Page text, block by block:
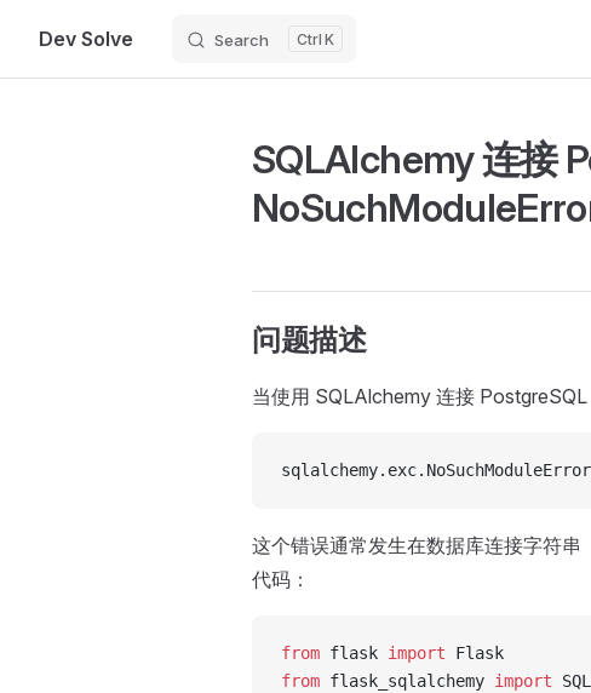
Skip to content
Dev Solve Search K
SQLAlchemy 连接
问题描述
当使用 SQLAlchemy 连接
这个错误通常发生在数据库连接字符
代码：
from flask import Flask
from flask_sqlalchemy import